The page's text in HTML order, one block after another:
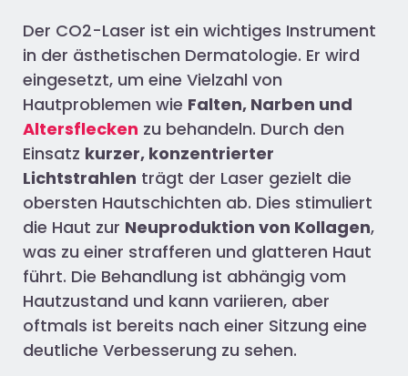
Der CO2-Laser ist ein wichtiges Instrument
in der ästhetischen Dermatologie. Er wird
eingesetzt, um eine Vielzahl von
Hautproblemen wie Falten, Narben und
Altersflecken zu behandeln. Durch den
Einsatz kurzer, konzentrierter
Lichtstrahlen trägt der Laser gezielt die
obersten Hautschichten ab. Dies stimuliert
die Haut zur Neuproduktion von Kollagen,
was zu einer strafferen und glatteren Haut
führt. Die Behandlung ist abhängig vom
Hautzustand und kann variieren, aber
oftmals ist bereits nach einer Sitzung eine
deutliche Verbesserung zu sehen.